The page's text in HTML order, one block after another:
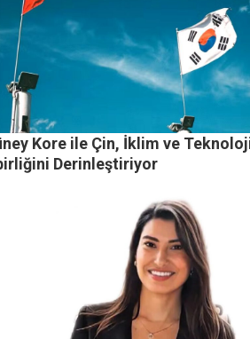
Kore ile Çin, İklim ve
Derinleştiriyor